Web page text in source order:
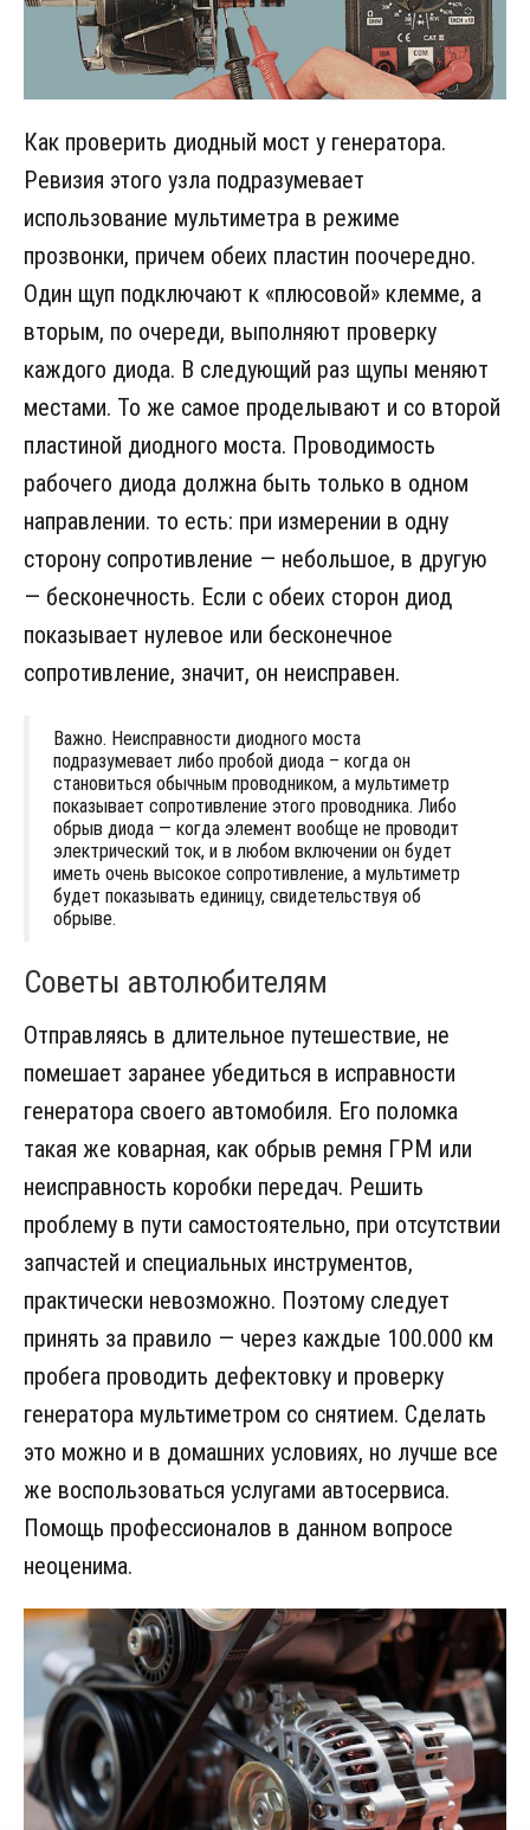
Как проверить диодный мост у генератора.
Ревизия этого узла подразумевает
использование мультиметра в режиме
прозвонки, причем обеих пластин поочередно.
Один щуп подключают к «плюсовой» клемме, а
вторым, по очереди, выполняют проверку
каждого диода. В следующий раз щупы меняют
местами. То же самое проделывают и со второй
пластиной диодного моста. Проводимость
рабочего диода должна быть только в одном
направлении. то есть: при измерении в одну
сторону сопротивление — небольшое, в другую
— бесконечность. Если с обеих сторон диод
показывает нулевое или бесконечное
сопротивление, значит, он неисправен.
Важно. Неисправности диодного моста
подразумевает либо пробой диода – когда он
становиться обычным проводником, а мультиметр
показывает сопротивление этого проводника. Либо
обрыв диода — когда элемент вообще не проводит
электрический ток, и в любом включении он будет
иметь очень высокое сопротивление, а мультиметр
будет показывать единицу, свидетельствуя об
обрыве.
Советы автолюбителям
Отправляясь в длительное путешествие, не
помешает заранее убедиться в исправности
генератора своего автомобиля. Его поломка
такая же коварная, как обрыв ремня ГРМ или
неисправность коробки передач. Решить
проблему в пути самостоятельно, при отсутствии
запчастей и специальных инструментов,
практически невозможно. Поэтому следует
принять за правило — через каждые 100.000 км
пробега проводить дефектовку и проверку
генератора мультиметром со снятием. Сделать
это можно и в домашних условиях, но лучше все
же воспользоваться услугами автосервиса.
Помощь профессионалов в данном вопросе
неоценима.